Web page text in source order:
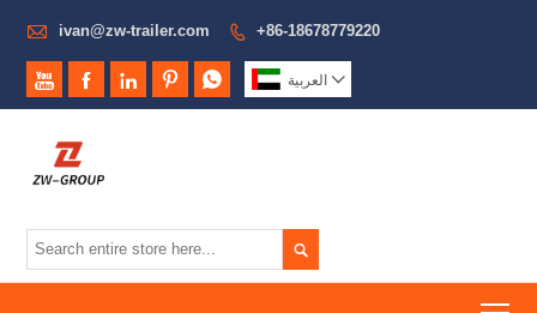
 ivan@zw-trailer.com  +86-18678779220
     العربية 
